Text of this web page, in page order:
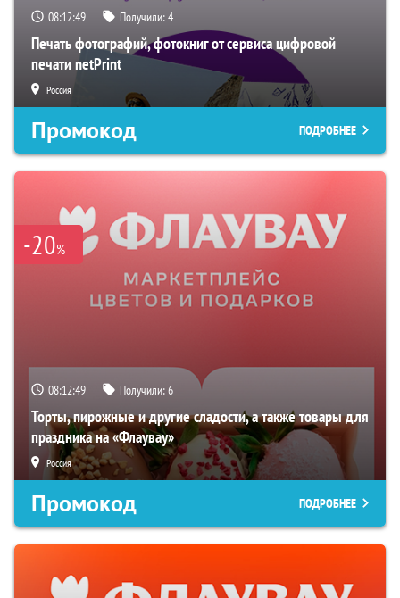
08:12:48 Получили:4
Печать фотографий, фотокниг от сервиса цифровой
печати netPrint
Россия
Промокод ПОДРОБНЕЕ
-20%
08:12:48 Получили:6
Торты, пирожные и другие сладости, а также товары для
праздника на «Флаувау»
Россия
Промокод ПОДРОБНЕЕ